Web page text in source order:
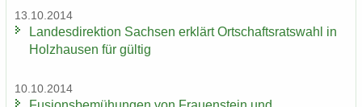
13.10.2014
Lan­des­di­rek­ti­on Sach­sen er­klärt Ort­schafts­rats­wahl in
Holz­hau­sen für gül­tig
10.10.2014